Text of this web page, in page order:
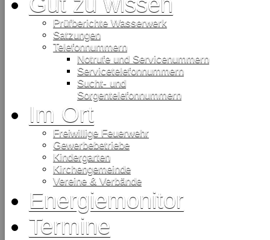
Prüfberichte Wasserwerk
Satzungen
Telefonnummern
Notrufe und Servicenummern
Servicetelefonnummern
Sucht- und
Sorgentelefonnummern
Im Ort
Freiwillige Feuerwehr
Gewerbebetriebe
Kindergarten
Kirchengemeinde
Vereine & Verbände
Energiemonitor
Termine